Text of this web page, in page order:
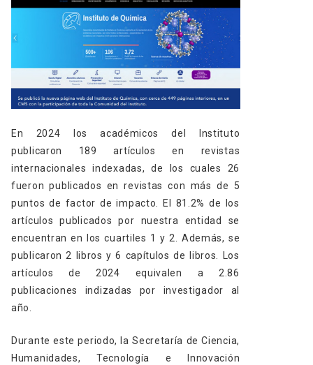
En 2024 los académicos del Instituto
publicaron 189 artículos en revistas
internacionales indexadas, de los cuales 26
fueron publicados en revistas con más de 5
puntos de factor de impacto. El 81.2% de los
artículos publicados por nuestra entidad se
encuentran en los cuartiles 1 y 2. Además, se
publicaron 2 libros y 6 capítulos de libros. Los
artículos de 2024 equivalen a 2.86
publicaciones indizadas por investigador al
año.
Durante este periodo, la Secretaría de Ciencia,
Humanidades, Tecnología e Innovación